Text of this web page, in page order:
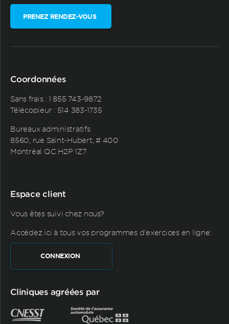
PRENEZ RENDEZ-VOUS
Coordonnées
Sans frais : 1 855 743-9872
Télécopieur : 514 383-1735
Bureaux administratifs
8560, rue Saint-Hubert, # 400
Montréal QC H2P 1Z7
Espace client
Vous êtes suivi chez nous?
Accédez ici à tous vos programmes d'exercices en ligne:
CONNEXION
Cliniques agréées par